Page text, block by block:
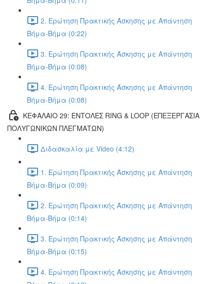
2. Ερώτηση Πρακτικής Άσκησης με Απάντηση
Βήμα-Βήμα (0:22)
3. Ερώτηση Πρακτικής Άσκησης με Απάντηση
Βήμα-Βήμα (0:08)
4. Ερώτηση Πρακτικής Άσκησης με Απάντηση
Βήμα-Βήμα (0:08)
ΚΕΦΑΛΑΙΟ 29: ΕΝΤΟΛΕΣ RING & LOOP (ΕΠΕΞΕΡΓΑΣΙΑ
ΠΟΛΥΓΩΝΙΚΩΝ ΠΛΕΓΜΑΤΩΝ)
Διδασκαλία με Video (4:12)
1. Ερώτηση Πρακτικής Άσκησης με Απάντηση
Βήμα-Βήμα (0:09)
2. Ερώτηση Πρακτικής Άσκησης με Απάντηση
Βήμα-Βήμα (0:14)
3. Ερώτηση Πρακτικής Άσκησης με Απάντηση
Βήμα-Βήμα (0:15)
4. Ερώτηση Πρακτικής Άσκησης με Απάντηση